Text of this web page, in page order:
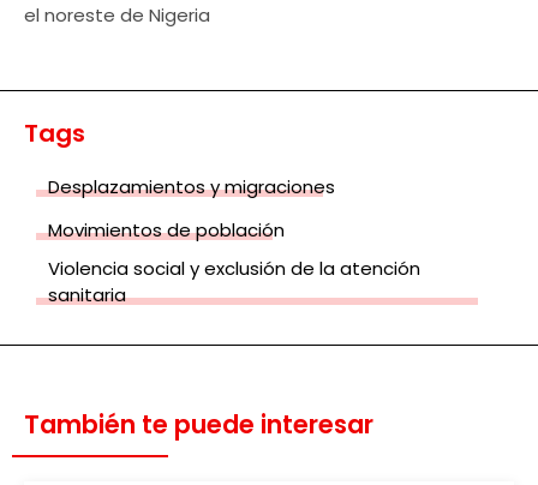
el noreste de Nigeria
Tags
Desplazamientos y migraciones
Movimientos de población
Violencia social y exclusión de la atención
sanitaria
También te puede interesar